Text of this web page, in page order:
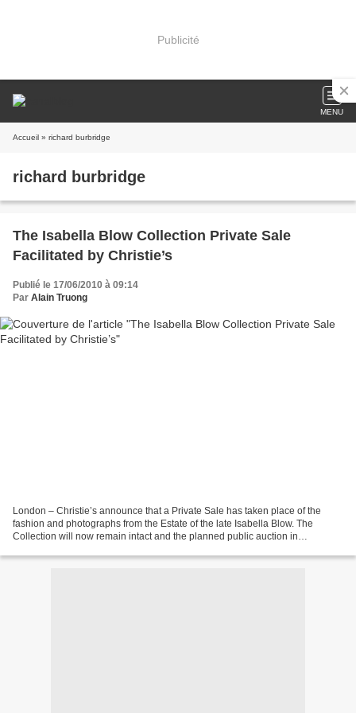
Publicité
MENU
Accueil » richard burbridge
richard burbridge
The Isabella Blow Collection Private Sale
Facilitated by Christie’s
Publié le 17/06/2010 à 09:14
Par Alain Truong
London – Christie’s announce that a Private Sale has taken place of the
fashion and photographs from the Estate of the late Isabella Blow. The
Collection will now remain intact and the planned public auction in